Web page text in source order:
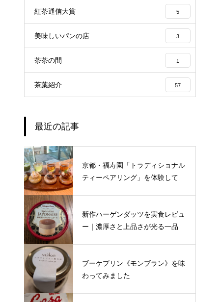
紅茶通信大賞 5
美味しいパンの店 3
茶茶の間 1
茶葉紹介 57
最近の記事
京都・福寿園「トラディショナル
ティーペアリング」を体験して
新作ハーゲンダッツを実食レビュ
ー｜濃厚さと上品さが光る一品
ブーケプリン《モンブラン》を味
わってみました